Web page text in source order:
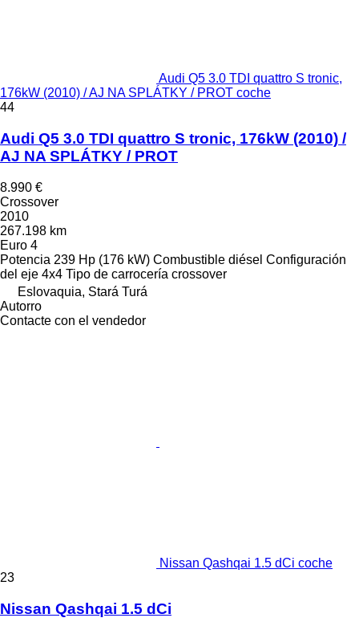
Audi Q5 3.0 TDI quattro S tronic,
176kW (2010) / AJ NA SPLÁTKY / PROT coche
44
Audi Q5 3.0 TDI quattro S tronic, 176kW (2010) /
AJ NA SPLÁTKY / PROT
8.990 €
Crossover
2010
267.198 km
Euro 4
Potencia 239 Hp (176 kW) Combustible diésel Configuración
del eje 4x4 Tipo de carrocería crossover
Eslovaquia, Stará Turá
Autorro
Contacte con el vendedor
Nissan Qashqai 1.5 dCi coche
23
Nissan Qashqai 1.5 dCi